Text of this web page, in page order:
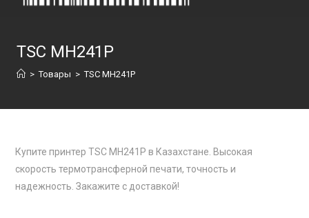
TSC MH241P
> Товары > TSC MH241P
Купите принтер TSC MH241P в Казахстане. Высокая
скорость термотрансферной печати, точность и
надежность. Закажите с доставкой!